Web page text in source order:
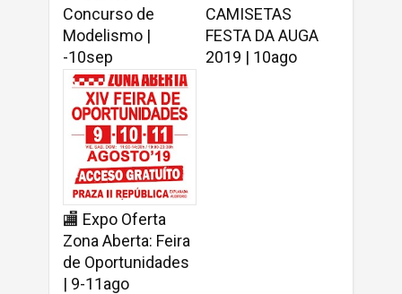
Concurso de
Modelismo |
-10sep
CAMISETAS
FESTA DA AUGA
2019 | 10ago
🏬 Expo Oferta
Zona Aberta: Feira
de Oportunidades
| 9-11ago